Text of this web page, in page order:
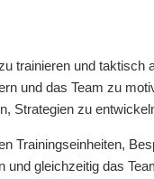
trainieren und taktisch
und das Team zu
Strategien zu
Trainingseinheiten,
gleichzeitig das